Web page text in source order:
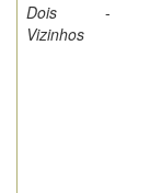
Dois
Vizinhos
-